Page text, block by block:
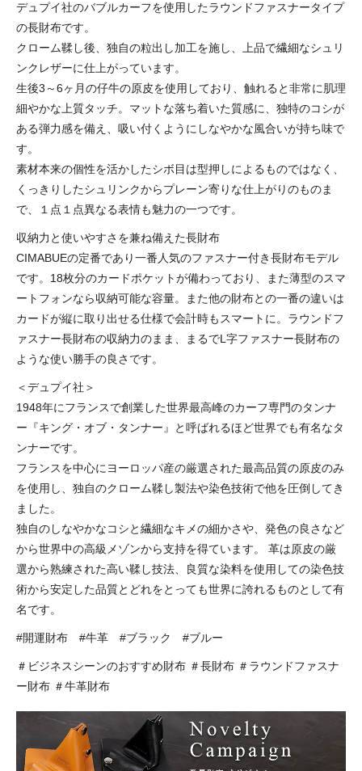
デュプイ社のバブルカーフを使用したラウンドファスナータイプ
の長財布です。
クローム鞣し後、独自の粒出し加工を施し、上品で繊細なシュリ
ンクレザーに仕上がっています。
生後3～6ヶ月の仔牛の原皮を使用しており、触れると非常に肌理
細やかな上質タッチ。マットな落ち着いた質感に、独特のコシが
ある弾力感を備え、吸い付くようにしなやかな風合いが持ち味で
す。
素材本来の個性を活かしたシボ目は型押しによるものではなく、
くっきりしたシュリンクからプレーン寄りな仕上がりのものま
で、１点１点異なる表情も魅力の一つです。
収納力と使いやすさを兼ね備えた長財布
CIMABUEの定番であり一番人気のファスナー付き長財布モデル
です。18枚分のカードポケットが備わっており、また薄型のスマ
ートフォンなら収納可能な容量。また他の財布との一番の違いは
カードが縦に取り出せる仕様で会計時もスマートに。ラウンドフ
ァスナー長財布の収納力のまま、まるでL字ファスナー長財布の
ような使い勝手の良さです。
＜デュプイ社＞
1948年にフランスで創業した世界最高峰のカーフ専門のタンナ
ー『キング・オブ・タンナー』と呼ばれるほど世界でも有名なタ
ンナーです。
フランスを中心にヨーロッパ産の厳選された最高品質の原皮のみ
を使用し、独自のクローム鞣し製法や染色技術で他を圧倒してき
ました。
独自のしなやかなコシと繊細なキメの細かさや、発色の良さなど
から世界中の高級メゾンから支持を得ています。 革は原皮の厳
選から熟練された高い鞣し技法、良質な染料を使用しての染色技
術から安定した品質とどれをとっても世界に誇れるものとして有
名です。
#開運財布 #牛革 #ブラック #ブルー
＃ビジネスシーンのおすすめ財布 ＃長財布 ＃ラウンドファスナ
ー財布 ＃牛革財布